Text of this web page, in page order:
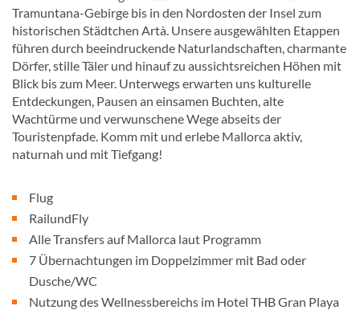
Tramuntana-Gebirge bis in den Nordosten der Insel zum
historischen Städtchen Artà. Unsere ausgewählten Etappen
führen durch beeindruckende Naturlandschaften, charmante
Dörfer, stille Täler und hinauf zu aussichtsreichen Höhen mit
Blick bis zum Meer. Unterwegs erwarten uns kulturelle
Entdeckungen, Pausen an einsamen Buchten, alte
Wachtürme und verwunschene Wege abseits der
Touristenpfade. Komm mit und erlebe Mallorca aktiv,
naturnah und mit Tiefgang!
Flug
RailundFly
Alle Transfers auf Mallorca laut Programm
7 Übernachtungen im Doppelzimmer mit Bad oder
Dusche/WC
Nutzung des Wellnessbereichs im Hotel THB Gran Playa